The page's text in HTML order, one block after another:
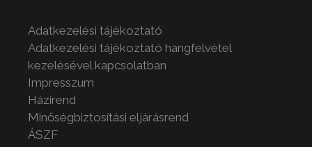
Adatkezelési tájékoztató
Adatkezelési tájékoztató hangfelvétel
kezelésével kapcsolatban
Impresszum
Házirend
Minőségbiztosítási eljárásrend
ÁSZF